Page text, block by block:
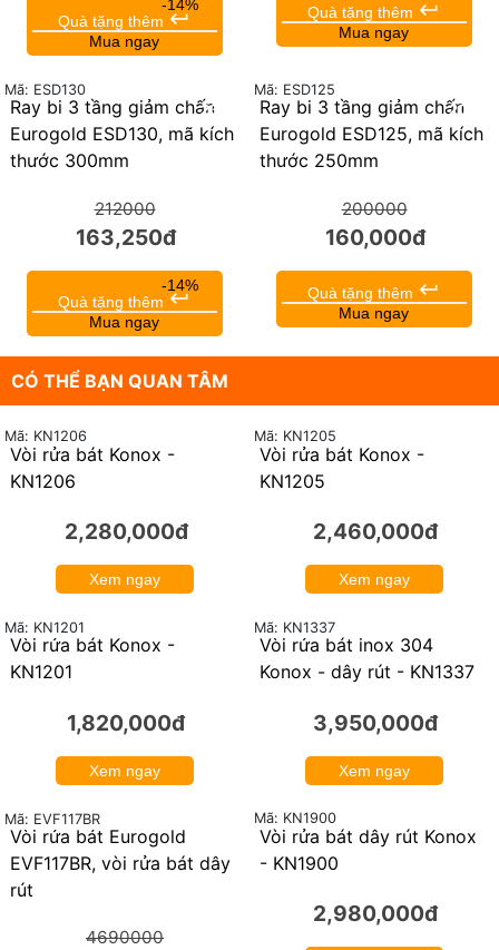
-14%
Quà tặng thêm keyboard_return
Mua ngay
Quà tặng thêm keyboard_return
Mua ngay
23%
Ray bi 3 tầng giảm chấn
Eurogold ESD130, mã kích
thước 300mm
Mã: ESD130
212000
163,250đ
-14%
Quà tặng thêm keyboard_return
Mua ngay
20%
Ray bi 3 tầng giảm chấn
Eurogold ESD125, mã kích
thước 250mm
Mã: ESD125
200000
160,000đ
Quà tặng thêm keyboard_return
Mua ngay
CÓ THỂ BẠN QUAN TÂM
Vòi rửa bát Konox -
KN1206
Mã: KN1206
2,280,000đ
Xem ngay
Vòi rửa bát Konox -
KN1205
Mã: KN1205
2,460,000đ
Xem ngay
Vòi rửa bát Konox -
KN1201
Mã: KN1201
1,820,000đ
Xem ngay
Vòi rửa bát inox 304
Konox - dây rút - KN1337
Mã: KN1337
3,950,000đ
Xem ngay
Vòi rửa bát Eurogold
EVF117BR, vòi rửa bát dây
rút
Mã: EVF117BR
4690000
Vòi rửa bát dây rút Konox
- KN1900
Mã: KN1900
2,980,000đ